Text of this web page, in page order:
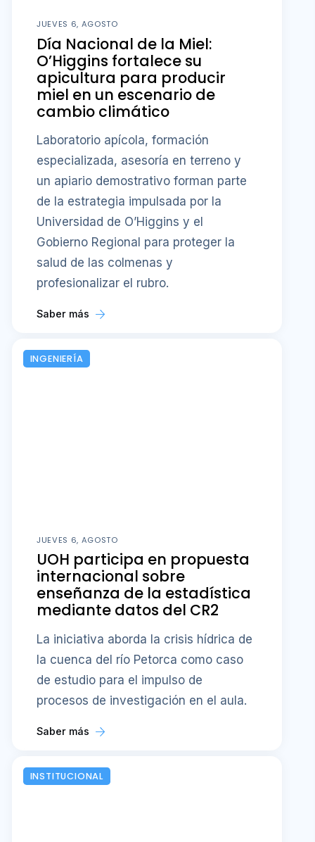
JUEVES 6, AGOSTO
Día Nacional de la Miel:
O’Higgins fortalece su
apicultura para producir
miel en un escenario de
cambio climático
Laboratorio apícola, formación
especializada, asesoría en terreno y
un apiario demostrativo forman parte
de la estrategia impulsada por la
Universidad de O’Higgins y el
Gobierno Regional para proteger la
salud de las colmenas y
profesionalizar el rubro.
Saber más
INGENIERÍA
JUEVES 6, AGOSTO
UOH participa en propuesta
internacional sobre
enseñanza de la estadística
mediante datos del CR2
La iniciativa aborda la crisis hídrica de
la cuenca del río Petorca como caso
de estudio para el impulso de
procesos de investigación en el aula.
Saber más
INSTITUCIONAL